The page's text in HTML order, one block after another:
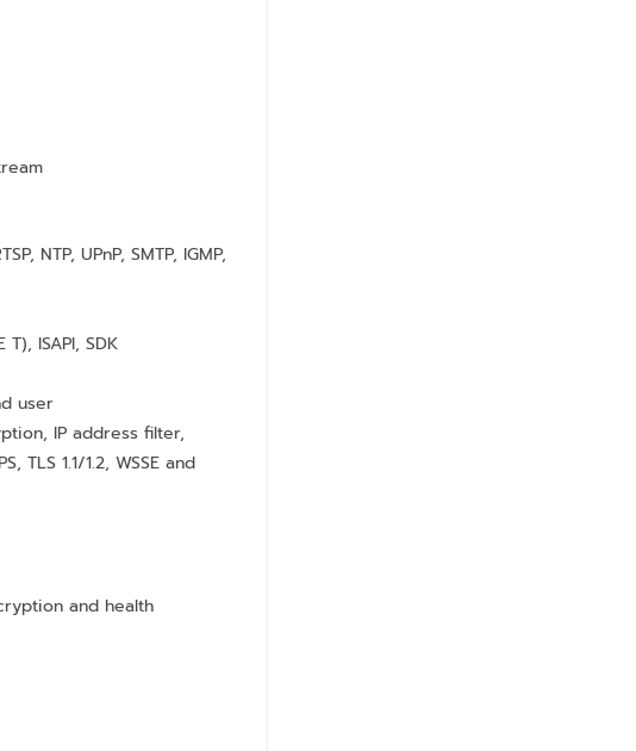
NTP, UPnP, SMTP, IGMP,
ISAPI, SDK
user
IP address filter,
1.1/1.2, WSSE and
and health